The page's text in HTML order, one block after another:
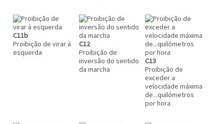
C11b
Proibição de virar à
esquerda
C12
Proibição de
inversão do sentido
da marcha
C13
Proibição de
exceder a
velocidade máxima
de...quilómetros
por hora